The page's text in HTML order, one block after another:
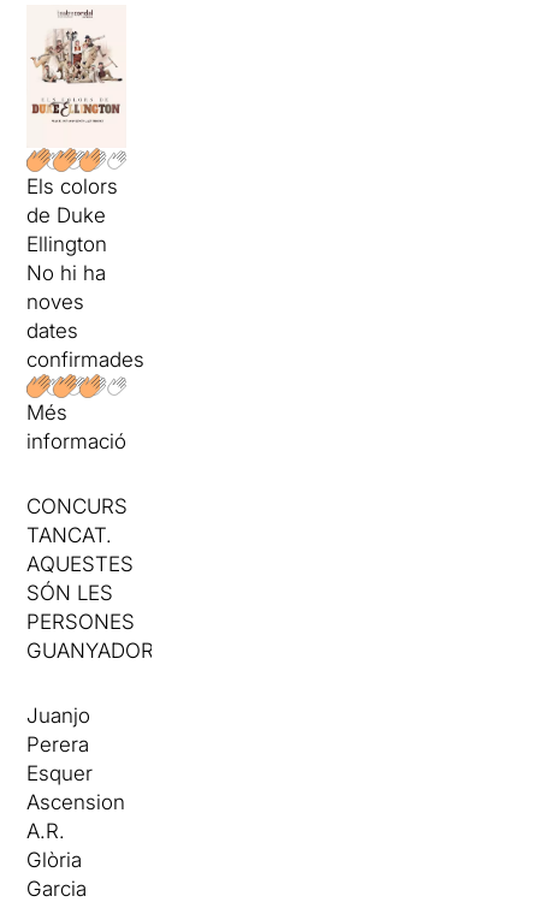
Els colors
de Duke
Ellington
No hi ha
noves
dates
confirmades
Més
informació
CONCURS
TANCAT.
AQUESTES
SÓN LES
PERSONES
GUANYADORES
Juanjo
Perera
Esquer
Ascension
A.R.
Glòria
Garcia